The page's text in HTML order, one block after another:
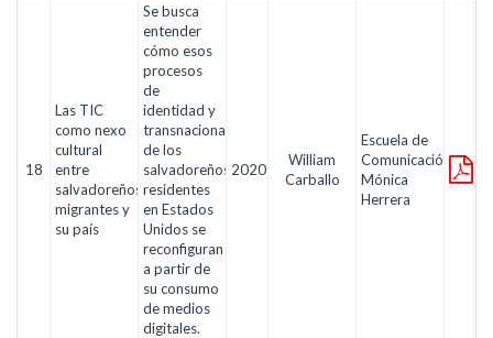
18
Las TIC
como nexo
cultural
entre
salvadoreños
migrantes y
su país
Se busca
entender
cómo esos
procesos
de
identidad y
transnacionalización
de los
salvadoreños
residentes
en Estados
Unidos se
reconfiguran
a partir de
su consumo
de medios
digitales.
2020
William
Carballo
Escuela de
Comunicación
Mónica
Herrera